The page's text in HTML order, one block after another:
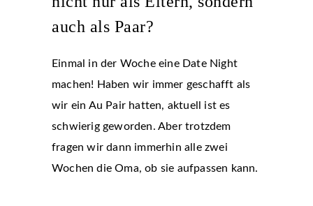
auch als Paar?
Einmal in der Woche eine Date Night
machen! Haben wir immer geschafft als
wir ein Au Pair hatten, aktuell ist es
schwierig geworden. Aber trotzdem
fragen wir dann immerhin alle zwei
Wochen die Oma, ob sie aufpassen kann.